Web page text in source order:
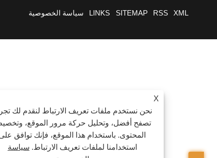
نحن نستخدم ملفات تعريف الارتباط لنقدم لك تجربة
تصفح أفضل، وتحليل حركة مرور الموقع، وتخصيص
المحتوى. باستخدام هذا الموقع، فإنك توافق على
استخدامنا لملفات تعريف الارتباط.سياسة
LINKS SITEMAP RSS XML سياسة الخصوصية